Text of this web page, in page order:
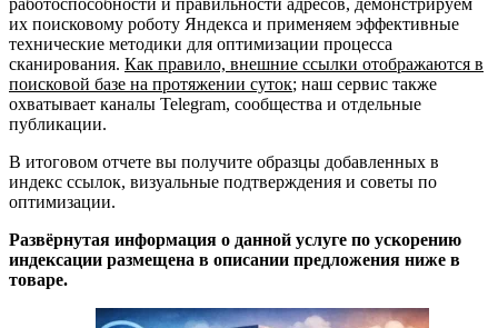
их поисковому роботу Яндекса и применяем эффективные
технические методики для оптимизации процесса
сканирования. Как правило, внешние ссылки отображаются в
поисковой базе на протяжении суток; наш сервис также
охватывает каналы Telegram, сообщества и отдельные
публикации.
В итоговом отчете вы получите образцы добавленных в
индекс ссылок, визуальные подтверждения и советы по
оптимизации.
Развёрнутая информация о данной услуге по ускорению
индексации размещена в описании предложения ниже в
товаре.